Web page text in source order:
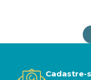
Cadastre-